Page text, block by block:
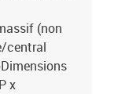
(non
central
x